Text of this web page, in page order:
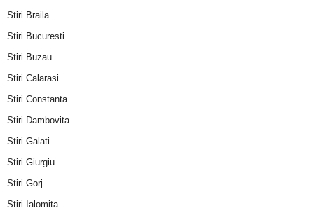
Stiri Braila
Stiri Bucuresti
Stiri Buzau
Stiri Calarasi
Stiri Constanta
Stiri Dambovita
Stiri Galati
Stiri Giurgiu
Stiri Gorj
Stiri Ialomita